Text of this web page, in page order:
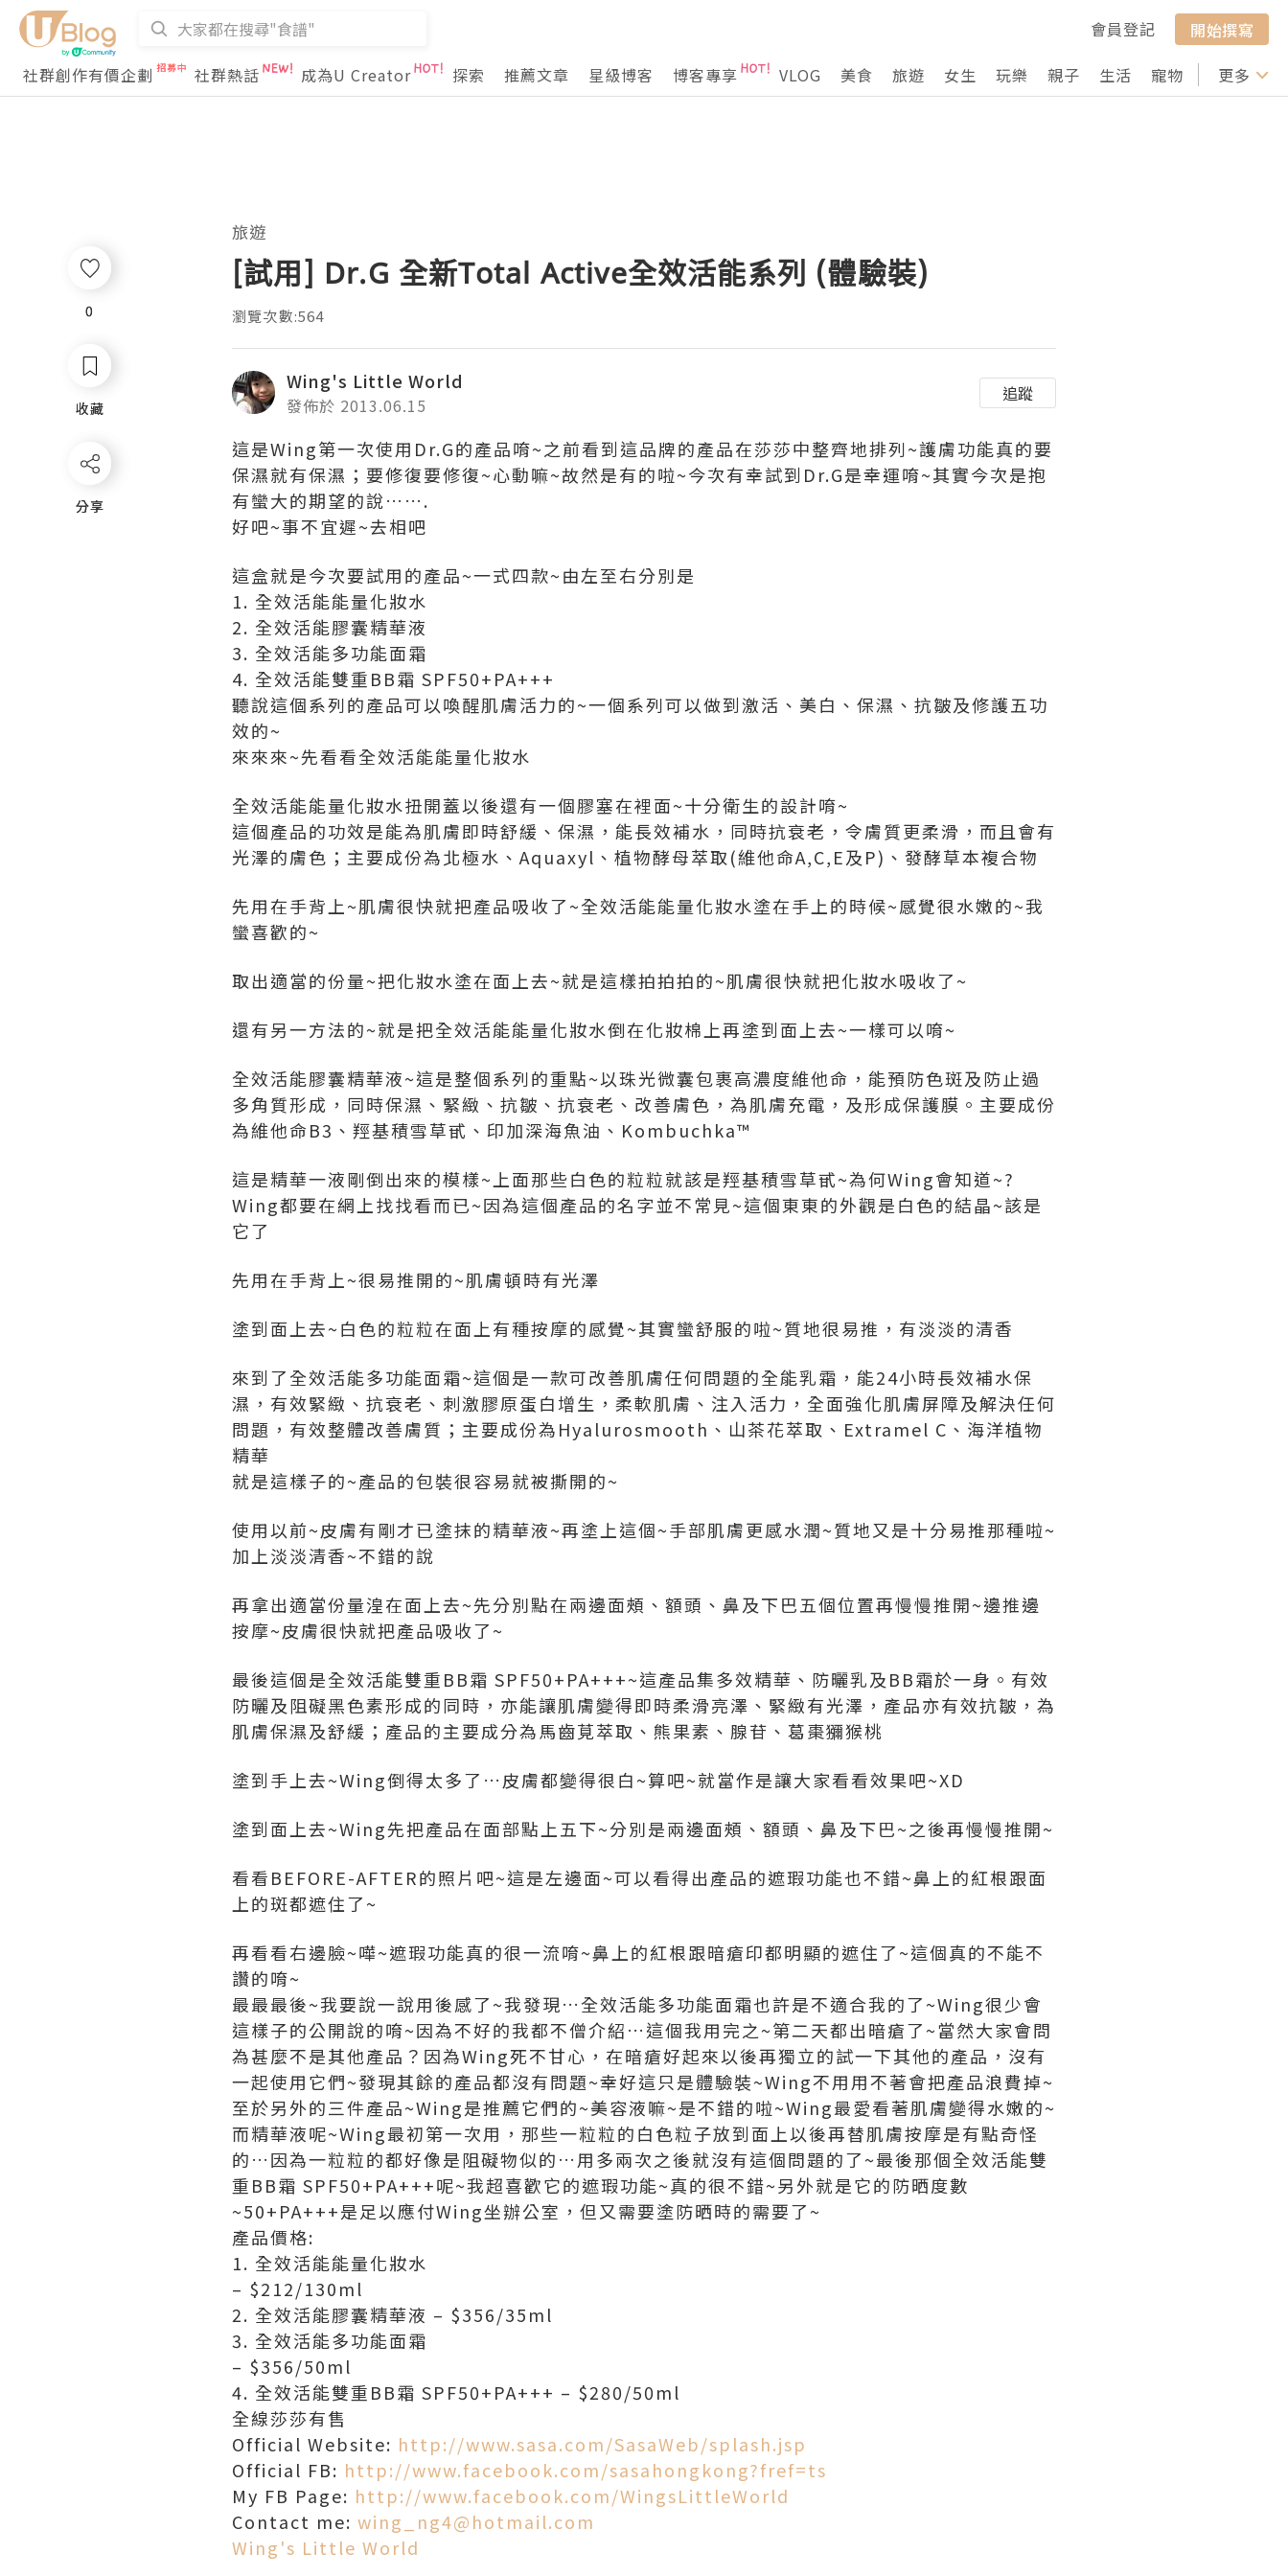
會員登記
開始撰寫
社群創作有價企劃
社群熱話 成為U Creator 探索 推薦文章 星級博客 博客專享 VLOG 美食 旅遊 女生 玩樂 親子 生活 寵物 行山 打卡
更多
0
收藏
分享
旅遊
[試用] Dr.G 全新Total Active全效活能系列 (體驗裝)
瀏覽次數:564
Wing's Little World
發佈於 2013.06.15
追蹤
這是Wing第一次使用Dr.G的產品唷~之前看到這品牌的產品在莎莎中整齊地排列~護膚功能真的要
保濕就有保濕；要修復要修復~心動嘛~故然是有的啦~今次有幸試到Dr.G是幸運唷~其實今次是抱
有蠻大的期望的說…….
好吧~事不宜遲~去相吧
這盒就是今次要試用的產品~一式四款~由左至右分別是
1. 全效活能能量化妝水
2. 全效活能膠囊精華液
3. 全效活能多功能面霜
4. 全效活能雙重BB霜 SPF50+PA+++
聽說這個系列的產品可以喚醒肌膚活力的~一個系列可以做到激活、美白、保濕、抗皺及修護五功
效的~
來來來~先看看全效活能能量化妝水
全效活能能量化妝水扭開蓋以後還有一個膠塞在裡面~十分衛生的設計唷~
這個產品的功效是能為肌膚即時舒緩、保濕，能長效補水，同時抗衰老，令膚質更柔滑，而且會有
光澤的膚色；主要成份為北極水、Aquaxyl、植物酵母萃取(維他命A,C,E及P)、發酵草本複合物
先用在手背上~肌膚很快就把產品吸收了~全效活能能量化妝水塗在手上的時候~感覺很水嫩的~我
蠻喜歡的~
取出適當的份量~把化妝水塗在面上去~就是這樣拍拍拍的~肌膚很快就把化妝水吸收了~
還有另一方法的~就是把全效活能能量化妝水倒在化妝棉上再塗到面上去~一樣可以唷~
全效活能膠囊精華液~這是整個系列的重點~以珠光微囊包裹高濃度維他命，能預防色斑及防止過
多角質形成，同時保濕、緊緻、抗皺、抗衰老、改善膚色，為肌膚充電，及形成保護膜。主要成份
為維他命B3、羥基積雪草甙、印加深海魚油、Kombuchka™
這是精華一液剛倒出來的模樣~上面那些白色的粒粒就該是羥基積雪草甙~為何Wing會知道~?
Wing都要在網上找找看而已~因為這個產品的名字並不常見~這個東東的外觀是白色的結晶~該是
它了
先用在手背上~很易推開的~肌膚頓時有光澤
塗到面上去~白色的粒粒在面上有種按摩的感覺~其實蠻舒服的啦~質地很易推，有淡淡的清香
來到了全效活能多功能面霜~這個是一款可改善肌膚任何問題的全能乳霜，能24小時長效補水保
濕，有效緊緻、抗衰老、刺激膠原蛋白增生，柔軟肌膚、注入活力，全面強化肌膚屏障及解決任何
問題，有效整體改善膚質；主要成份為Hyalurosmooth、山茶花萃取、Extramel C、海洋植物
精華
就是這樣子的~產品的包裝很容易就被撕開的~
使用以前~皮膚有剛才已塗抹的精華液~再塗上這個~手部肌膚更感水潤~質地又是十分易推那種啦~
加上淡淡清香~不錯的說
再拿出適當份量湟在面上去~先分別點在兩邊面頰、額頭、鼻及下巴五個位置再慢慢推開~邊推邊
按摩~皮膚很快就把產品吸收了~
最後這個是全效活能雙重BB霜 SPF50+PA+++~這產品集多效精華、防曬乳及BB霜於一身。有效
防曬及阻礙黑色素形成的同時，亦能讓肌膚變得即時柔滑亮澤、緊緻有光澤，產品亦有效抗皺，為
肌膚保濕及舒緩；產品的主要成分為馬齒莧萃取、熊果素、腺苷、葛棗獼猴桃
塗到手上去~Wing倒得太多了…皮膚都變得很白~算吧~就當作是讓大家看看效果吧~XD
塗到面上去~Wing先把產品在面部點上五下~分別是兩邊面頰、額頭、鼻及下巴~之後再慢慢推開~
看看BEFORE-AFTER的照片吧~這是左邊面~可以看得出產品的遮瑕功能也不錯~鼻上的紅根跟面
上的斑都遮住了~
再看看右邊臉~嘩~遮瑕功能真的很一流唷~鼻上的紅根跟暗瘡印都明顯的遮住了~這個真的不能不
讚的唷~
最最最後~我要說一說用後感了~我發現…全效活能多功能面霜也許是不適合我的了~Wing很少會
這樣子的公開說的唷~因為不好的我都不僧介紹…這個我用完之~第二天都出暗瘡了~當然大家會問
為甚麼不是其他產品？因為Wing死不甘心，在暗瘡好起來以後再獨立的試一下其他的產品，沒有
一起使用它們~發現其餘的產品都沒有問題~幸好這只是體驗裝~Wing不用用不著會把產品浪費掉~
至於另外的三件產品~Wing是推薦它們的~美容液嘛~是不錯的啦~Wing最愛看著肌膚變得水嫩的~
而精華液呢~Wing最初第一次用，那些一粒粒的白色粒子放到面上以後再替肌膚按摩是有點奇怪
的…因為一粒粒的都好像是阻礙物似的…用多兩次之後就沒有這個問題的了~最後那個全效活能雙
重BB霜 SPF50+PA+++呢~我超喜歡它的遮瑕功能~真的很不錯~另外就是它的防晒度數
~50+PA+++是足以應付Wing坐辦公室，但又需要塗防晒時的需要了~
產品價格:
1. 全效活能能量化妝水
– $212/130ml
2. 全效活能膠囊精華液 – $356/35ml
3. 全效活能多功能面霜
– $356/50ml
4. 全效活能雙重BB霜 SPF50+PA+++ – $280/50ml
全線莎莎有售
Official Website: http://www.sasa.com/SasaWeb/splash.jsp
Official FB: http://www.facebook.com/sasahongkong?fref=ts
My FB Page: http://www.facebook.com/WingsLittleWorld
Contact me: wing_ng4@hotmail.com
Wing's Little World
0
收藏
分享